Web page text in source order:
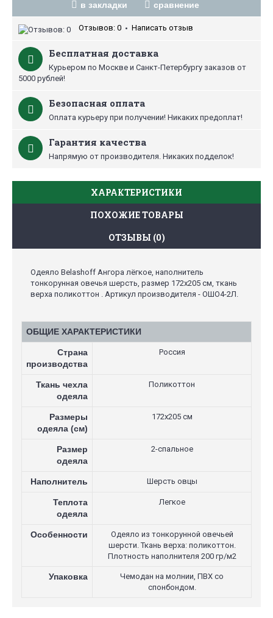
в закладки сравнение
Отзывов: 0 • Написать отзыв
Бесплатная доставка
Курьером по Москве и Санкт-Петербургу заказов от
5000 рублей!
Безопасная оплата
Оплата курьеру при получении! Никаких предоплат!
Гарантия качества
Напрямую от производителя. Никаких подделок!
ХАРАКТЕРИСТИКИ
ПОХОЖИЕ ТОВАРЫ
ОТЗЫВЫ (0)
Одеяло Belashoff Ангора лёгкое, наполнитель
тонкорунная овечья шерсть, размер 172х205 см, ткань
верха поликоттон . Артикул производителя - ОШО4-2Л.
ОБЩИЕ ХАРАКТЕРИСТИКИ
Страна
производства
Россия
Ткань чехла
одеяла
Поликоттон
Размеры
одеяла (см)
172х205 см
Размер
одеяла
2-спальное
Наполнитель Шерсть овцы
Теплота
одеяла
Легкое
Особенности
Одеяло из тонкорунной овечьей
шерсти. Ткань верха: поликоттон.
Плотность наполнителя 200 гр/м2
Упаковка
Чемодан на молнии, ПВХ со
спонбондом.